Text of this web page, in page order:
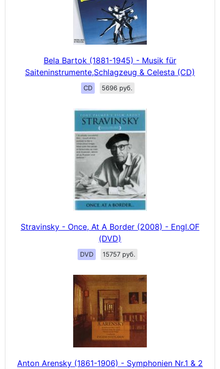
Bela Bartok (1881-1945) - Musik für
Saiteninstrumente,Schlagzeug & Celesta (CD)
CD 5696 руб.
Stravinsky - Once, At A Border (2008) - Engl.OF
(DVD)
DVD 15757 руб.
Anton Arensky (1861-1906) - Symphonien Nr.1 & 2